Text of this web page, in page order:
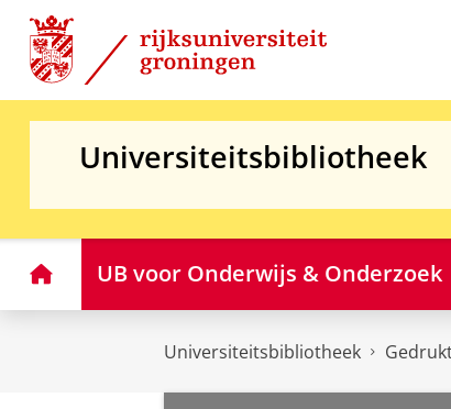
Skip
Content
Skip
Navigation
Universiteitsbibliotheek
HomeUB voor Onderwijs & Onderzoek
Universiteitsbibliotheek